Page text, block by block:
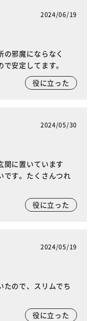
2024/06/19
邪魔にならなく
安定してます。
役に立った
2024/05/30
関に置いています
です。たくさんつれ
役に立った
2024/05/19
たので、スリムでち
役に立った